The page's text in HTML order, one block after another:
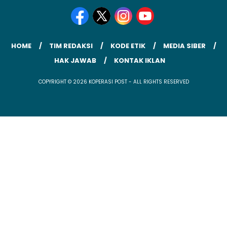
HOME TIM REDAKSI KODE ETIK
MEDIA SIBER
HAK JAWAB
KONTAK IKLAN
COPYRIGHT © 2026 KOPERASI POST - ALL RIGHTS RESERVED